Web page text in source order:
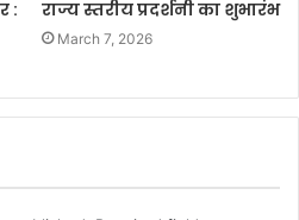
:
राज्य स्तरीय प्रदर्शनी का शुभारंभ
March 7, 2026